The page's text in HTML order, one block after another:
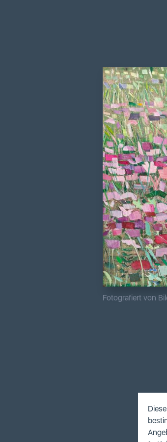
Fotografiert von